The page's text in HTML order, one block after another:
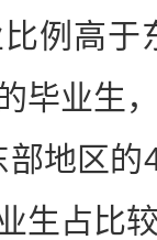
例高于
毕业生
地区
生占比